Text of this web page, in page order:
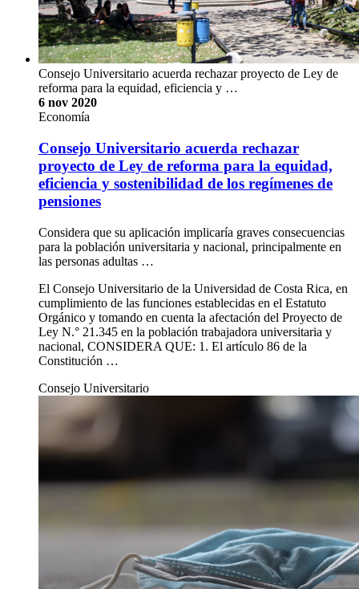
Consejo Universitario acuerda rechazar proyecto de Ley de
reforma para la equidad, eficiencia y …
6 nov 2020
Economía
Consejo Universitario acuerda rechazar
proyecto de Ley de reforma para la equidad,
eficiencia y sostenibilidad de los regímenes de
pensiones
Considera que su aplicación implicaría graves consecuencias
para la población universitaria y nacional, principalmente en
las personas adultas …
El Consejo Universitario de la Universidad de Costa Rica, en
cumplimiento de las funciones establecidas en el Estatuto
Orgánico y tomando en cuenta la afectación del Proyecto de
Ley N.° 21.345 en la población trabajadora universitaria y
nacional, CONSIDERA QUE: 1. El artículo 86 de la
Constitución …
Consejo Universitario